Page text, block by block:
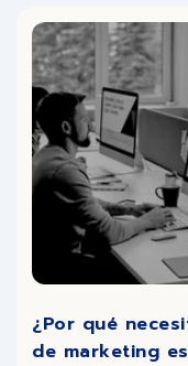
¿Por qué
de marketing